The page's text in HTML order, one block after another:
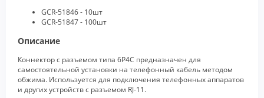
GCR-51846 - 10шт
GCR-51847 - 100шт
Описание
Коннектор с разъемом типа 6P4C предназначен для
самостоятельной установки на телефонный кабель методом
обжима. Используется для подключения телефонных аппаратов
и других устройств с разъемом RJ-11.